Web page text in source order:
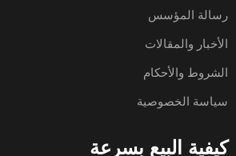
رسالة المؤسس
الأخبار والمقالات
الشروط والأحكام
سياسة الخصوصية
كيفية البيع بسرعة